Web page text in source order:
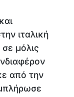
ιταλική
μόλις
από την